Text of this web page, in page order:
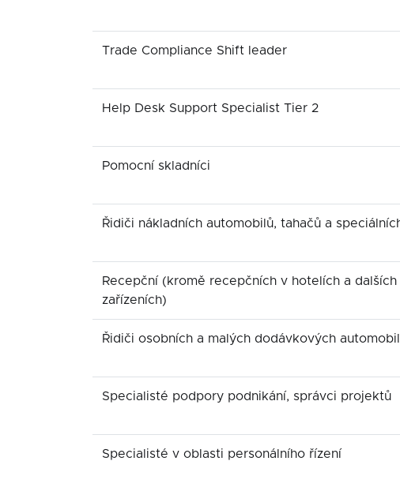
Trade Compliance Shift leader
Help Desk Support Specialist Tier 2
Pomocní skladníci
Řidiči nákladních automobilů, tahačů a
Recepční (kromě recepčních v hotelích a
zařízeních)
Řidiči osobních a malých dodávkových
Specialisté podpory podnikání, správci projektů
Specialisté v oblasti personálního řízení